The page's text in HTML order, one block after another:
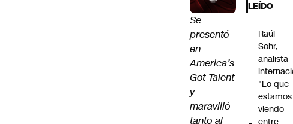
Se
presentó
en
America’s
Got Talent
y
maravilló
tanto al
LEÍDO
Raúl
Sohr,
analista
"Lo que
estamos
viendo